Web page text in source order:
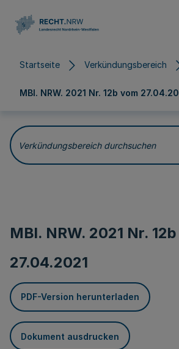
Startseite Verkündungsbereich
MBl. NRW. 2021 Nr. 12b vom
Verkündungsbereich durchsuchen
MBl. NRW. 2021 Nr.
27.04.2021
PDF-Version herunterladen
Dokument ausdrucken